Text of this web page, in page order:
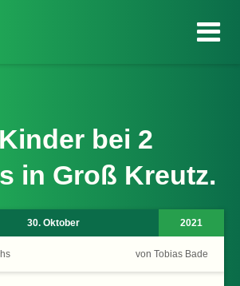
bei 2
in Groß Kreutz.
30. Oktober 2021
von Tobias Bade